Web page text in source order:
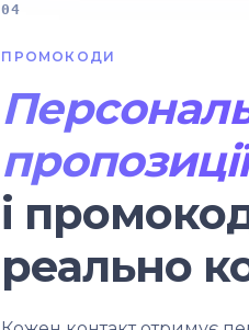
04
ПРОМОКОДИ
пропозиції
і
реально